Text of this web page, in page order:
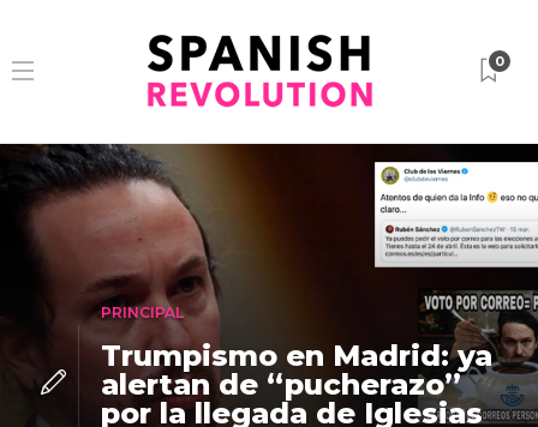
0
PRINCIPAL
Trumpismo en Madrid: ya
alertan de “pucherazo”
por la llegada de Iglesias